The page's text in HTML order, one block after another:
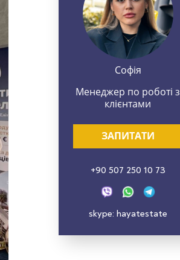
Софія
Менеджер по роботі з
клієнтами
ЗАПИТАТИ
+90 507 250 10 73
skype: hayatestate